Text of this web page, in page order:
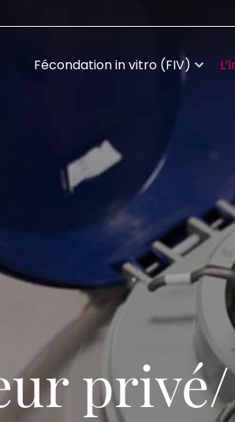
Fécondation in vitro (FIV)